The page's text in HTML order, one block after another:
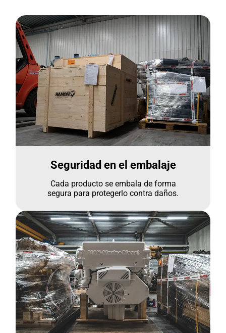
Seguridad en el embalaje
Cada producto se embala de forma
segura para protegerlo contra daños.